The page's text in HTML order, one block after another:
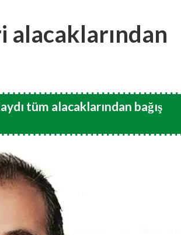
alacaklarından
tüm alacaklarından bağış